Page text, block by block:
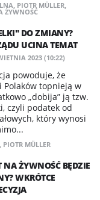
, PIOTR MÜLLER,
ŻYWNOŚĆ
DO ZMIANY?
UCINA TEMAT
2023 (10:22)
powoduje, że
Polaków topnieją w
„dobija” ją tzw.
czyli podatek od
który wynosi
, PIOTR MÜLLER
NA ŻYWNOŚĆ BĘDZIE
WKRÓTCE